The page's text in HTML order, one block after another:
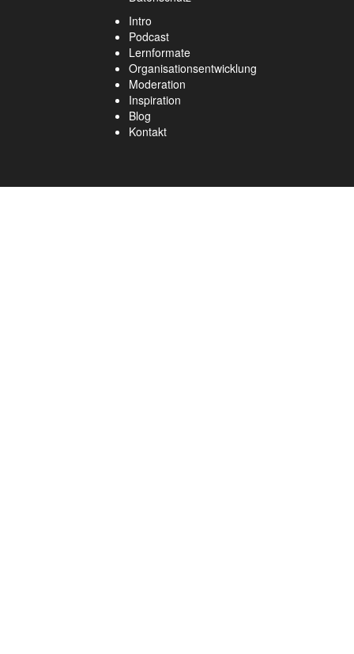
Intro
Podcast
Lernformate
Organisationsentwicklung
Moderation
Inspiration
Blog
Kontakt